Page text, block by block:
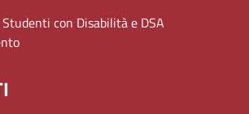
con Disabilità e DSA